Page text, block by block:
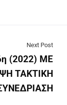
Next Post
(2022) ΜΕ
ΤΑΚΤΙΚΗ